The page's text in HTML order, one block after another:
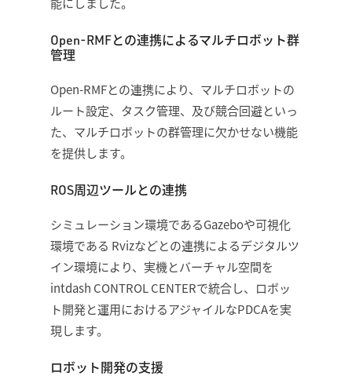
Open-RMFとの連携によるマルチロボット群
管理
Open-RMFとの連携により、マルチロボットの
ルート設定、タスク管理、及び競合回避といっ
た、マルチロボットの群管理に欠かせない機能
を提供します。
ROS周辺ツールとの連携
シミュレーション環境であるGazeboや可視化
環境である Rvizなどとの連携によるデジタルツ
イン環境により、実機とバーチャル空間を
intdash CONTROL CENTERで統合し、ロボッ
ト開発と運用におけるアジャイルなPDCAを実
現します。
ロボット開発の支援